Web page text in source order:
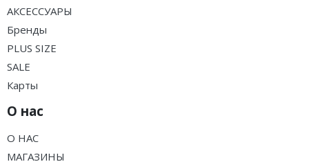
АКСЕССУАРЫ
Бренды
PLUS SIZE
SALE
Карты
О нас
О НАС
МАГАЗИНЫ